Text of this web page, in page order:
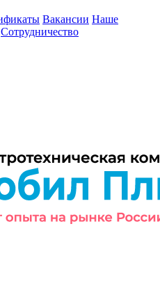
Вакансии Наше
Сотрудничество